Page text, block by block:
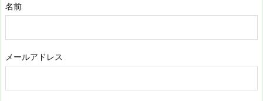
名前
メールアドレス